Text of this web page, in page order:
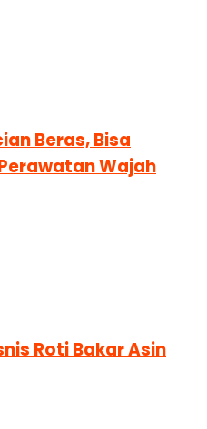
Beras, Bisa
Wajah
Roti Bakar Asin